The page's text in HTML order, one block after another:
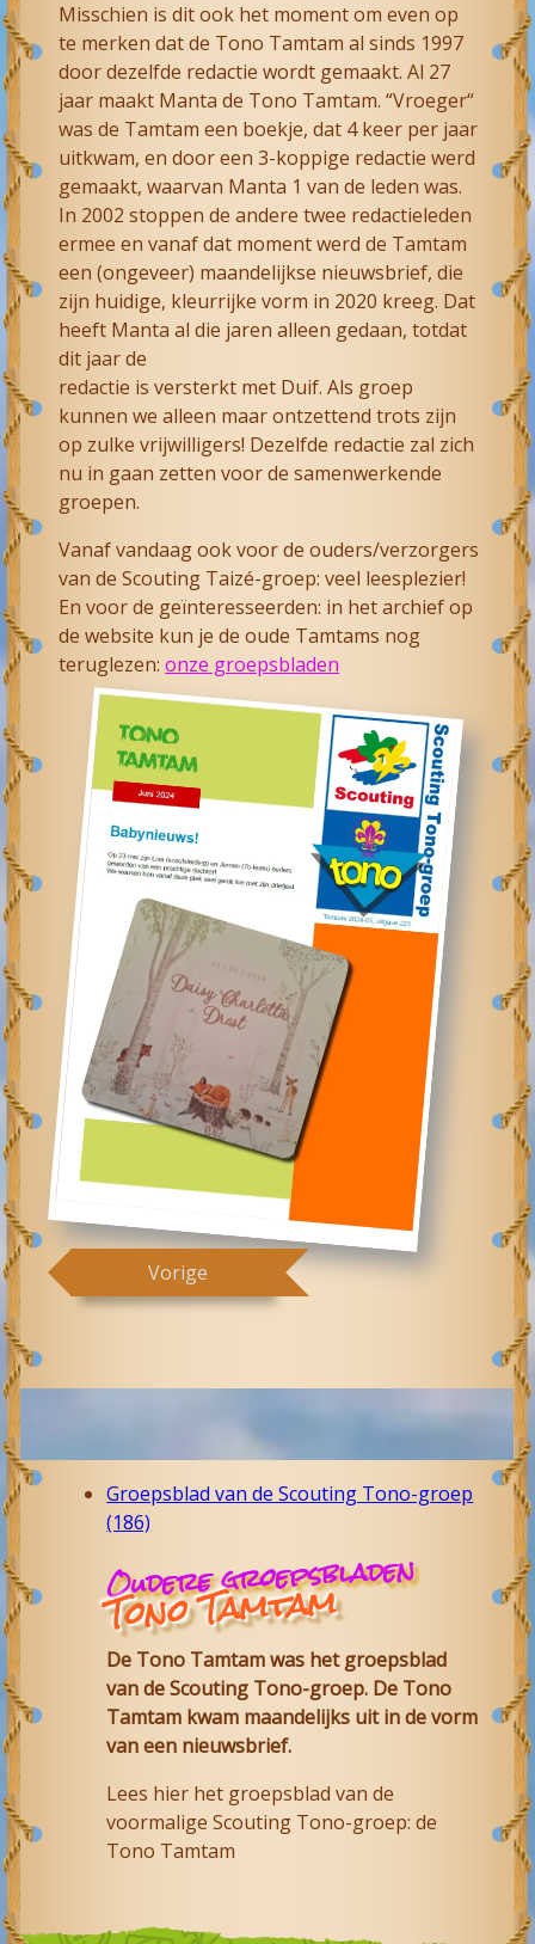
Misschien is dit ook het moment om even op
te merken dat de Tono Tamtam al sinds 1997
door dezelfde redactie wordt gemaakt. Al 27
jaar maakt Manta de Tono Tamtam. “Vroeger“
was de Tamtam een boekje, dat 4 keer per jaar
uitkwam, en door een 3-koppige redactie werd
gemaakt, waarvan Manta 1 van de leden was.
In 2002 stoppen de andere twee redactieleden
ermee en vanaf dat moment werd de Tamtam
een (ongeveer) maandelijkse nieuwsbrief, die
zijn huidige, kleurrijke vorm in 2020 kreeg. Dat
heeft Manta al die jaren alleen gedaan, totdat
dit jaar de
redactie is versterkt met Duif. Als groep
kunnen we alleen maar ontzettend trots zijn
op zulke vrijwilligers! Dezelfde redactie zal zich
nu in gaan zetten voor de samenwerkende
groepen.
Vanaf vandaag ook voor de ouders/verzorgers
van de Scouting Taizé-groep: veel leesplezier!
En voor de geïnteresseerden: in het archief op
de website kun je de oude Tamtams nog
teruglezen:onze groepsbladen
Vorige
Groepsblad van de Scouting Tono-groep
(186)
Oudere groepsbladen
Tono Tamtam
De Tono Tamtam was het groepsblad
van de Scouting Tono-groep. De Tono
Tamtam kwam maandelijks uit in de vorm
van een nieuwsbrief.
Lees hier het groepsblad van de
voormalige Scouting Tono-groep: de
Tono Tamtam